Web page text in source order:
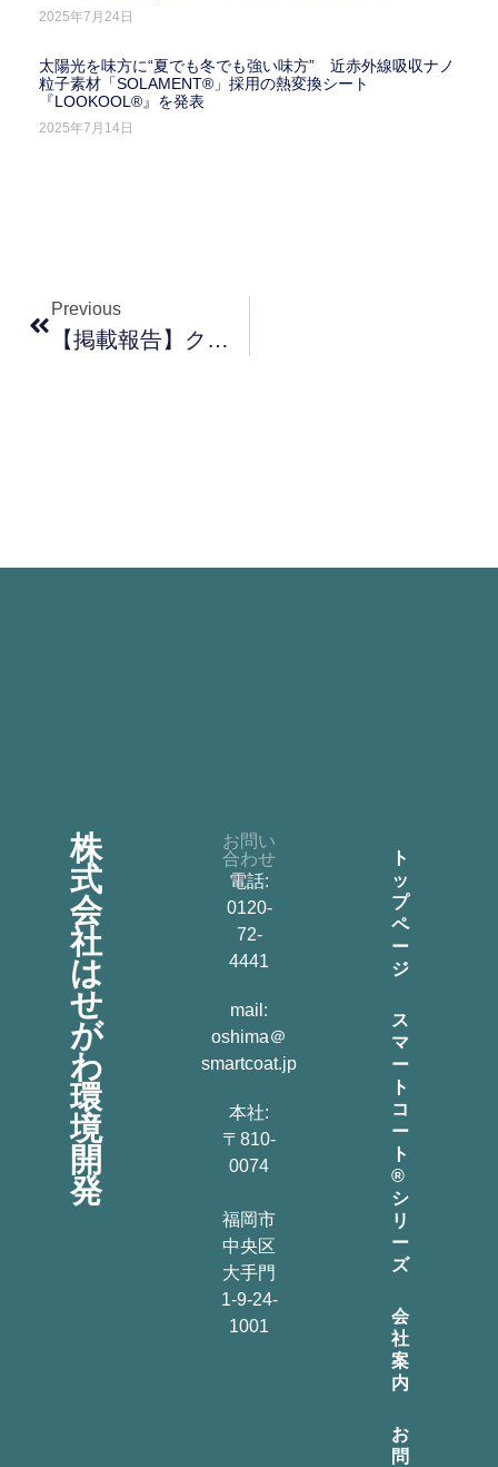
2025年7月24日
太陽光を味方に“夏でも冬でも強い味方” 近赤外線吸収ナノ
粒子素材「SOLAMENT®」採用の熱変換シート
『LOOKOOL®』を発表
2025年7月14日
Previous
【掲載報告】クラフトバンク総研様にて掲載されました。
株
式
会
社
は
せ
が
わ
環
境
開
発
お問い
合わせ
電話:
0120-
72-
4441
mail:
oshima＠
smartcoat.jp
本社:
〒810-
0074
福岡市
中央区
大手門
1-9-24-
1001
ト
ッ
プ
ペ
ー
ジ
ス
マ
ー
ト
コ
ー
ト
®
シ
リ
ー
ズ
会
社
案
内
お
問